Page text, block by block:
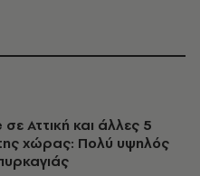
Αττική και άλλες 5
χώρας: Πολύ υψηλός